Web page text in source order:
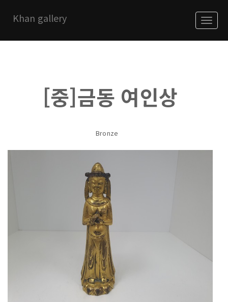
Khan gallery
China Exhibitions
[중]금동 여인상
Bronze